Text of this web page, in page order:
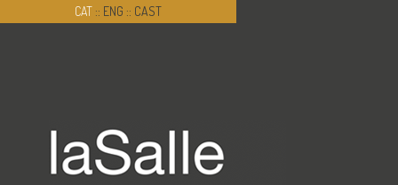
CAT :: ENG :: CAST